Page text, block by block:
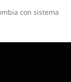
con sistema